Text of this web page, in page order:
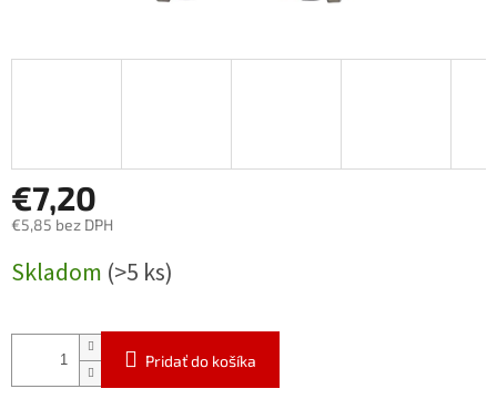
€7,20
€5,85 bez DPH
cena:
Skladom (>5 ks)
Pridať do košíka